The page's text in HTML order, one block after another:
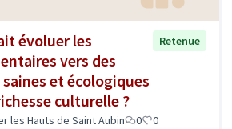
évoluer les
vers des
et écologiques
culturelle ?
Retenue
les Hauts de Saint Aubin 0 0